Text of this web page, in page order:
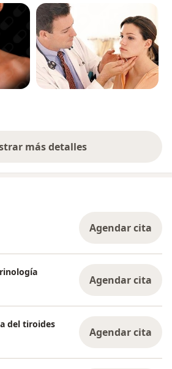
más detalles
sobre la experiencia
Agendar cita
Agendar cita
del tiroides
Agendar cita